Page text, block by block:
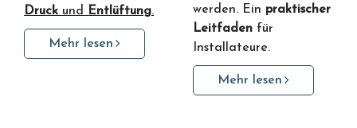
Druck und Entlüftung.
Mehr lesen
werden. Ein praktischer
Leitfaden für
Installateure.
Mehr lesen